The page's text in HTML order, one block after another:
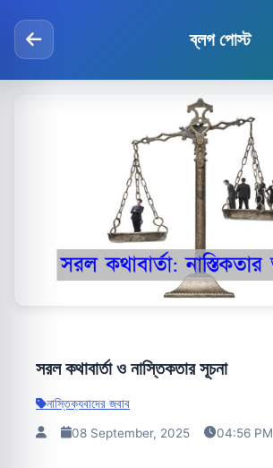
ব্লগ পোস্ট
সরল কথাবার্তা ও নাস্তিকতার সূচনা
নাস্তিক্যবাদের জবাব
08 September, 2025 04:56 PM